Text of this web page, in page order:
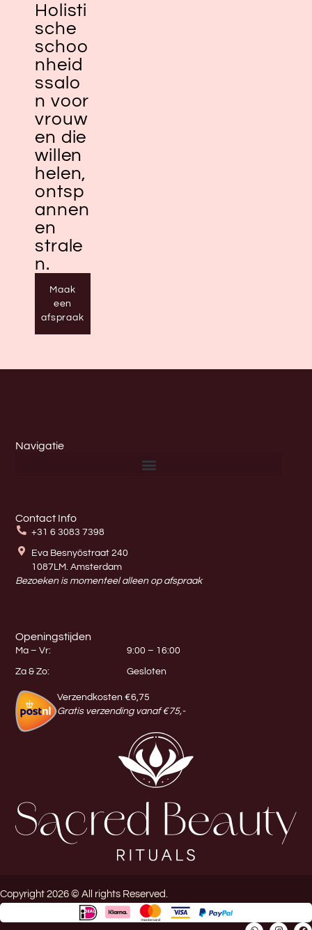
Holisti
sche
schoo
nheid
ssalo
n voor
vrouw
en die
willen
helen,
ontsp
annen
en
strale
n.
Maak
een
afspraak
Navigatie
Contact Info
+31 6 3083 7398
Eva Besnyöstraat 240
1087LM. Amsterdam
Bezoeken is momenteel alleen op afspraak
Openingstijden
Ma – Vr: 9:00 – 16:00
Za & Zo: Gesloten
Verzendkosten €6,75
Gratis verzending vanaf €75,-
Copyright 2026 © All rights Reserved.